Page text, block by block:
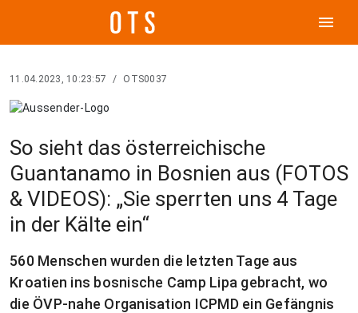
menu
11.04.2023, 10:23:57 / OTS0037
So sieht das österreichische
Guantanamo in Bosnien aus (FOTOS
& VIDEOS): „Sie sperrten uns 4 Tage
in der Kälte ein“
560 Menschen wurden die letzten Tage aus
Kroatien ins bosnische Camp Lipa gebracht, wo
die ÖVP-nahe Organisation ICPMD ein Gefängnis